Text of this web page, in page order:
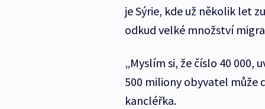
je Sýrie, kde už několik let
odkud velké množství
„Myslím si, že číslo 40 000,
500 miliony obyvatel může
kancléřka.